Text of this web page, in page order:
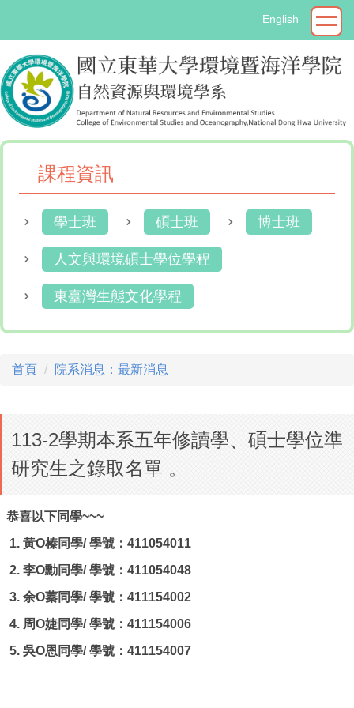
要
內
容
區
English
課程資訊
學士班 碩士班 博士班
人文與環境碩士學位學程
東臺灣生態文化學程
首頁 院系消息：最新消息
113-2學期本系五年修讀學、碩士學位準
研究生之錄取名單 。
恭喜以下同學~~~
1. 黃O榛同學/ 學號：411054011
2. 李O勳同學/ 學號：411054048
3. 余O蓁同學/ 學號：411154002
4. 周O婕同學/ 學號：411154006
5. 吳O恩同學/ 學號：411154007